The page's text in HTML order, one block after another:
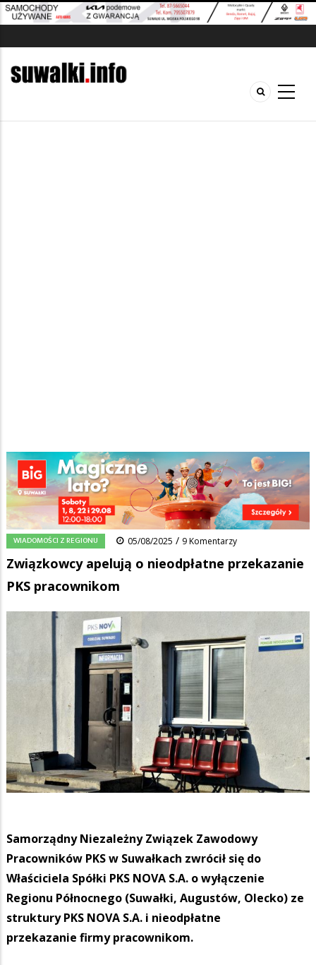
Ścieżka
nawigacyjna
Strona główna/Wiadomości/Wiadomości z regionu/
Związkowcy apelują o nieodpłatne przekazanie PKS pracownikom
FacebookPinterestTumblr
0 Reddit Share
WIADOMOŚCI Z REGIONU 05/08/2025 / 9 Komentarzy
Związkowcy apelują o nieodpłatne przekazanie
PKS pracownikom
Samorządny Niezależny Związek Zawodowy
Pracowników PKS w Suwałkach zwrócił się do
Właściciela Spółki PKS NOVA S.A. o wyłączenie
Regionu Północnego (Suwałki, Augustów, Olecko) ze
struktury PKS NOVA S.A. i nieodpłatne
przekazanie firmy pracownikom.